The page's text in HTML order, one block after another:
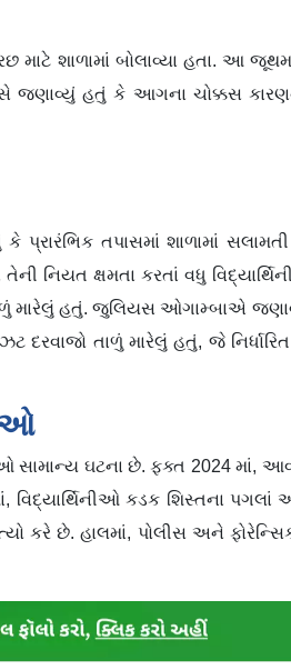
માટે શાળામાં બોલાવ્યા હતા. આ
જણાવ્યું હતું કે આગના ચોક્કસ
તપાસમાં શાળામાં સલામતી
ક્ષમતા કરતાં વધુ
મારેલું હતું. જુલિયસ ઓગામ્બાએ
તાળું મારેલું હતું, જે
ઘટના છે. ફક્ત 2024 માં,
વિદ્યાર્થિનીઓ કડક શિસ્તના પગલાં
કરે છે. હાલમાં, પોલીસ અને